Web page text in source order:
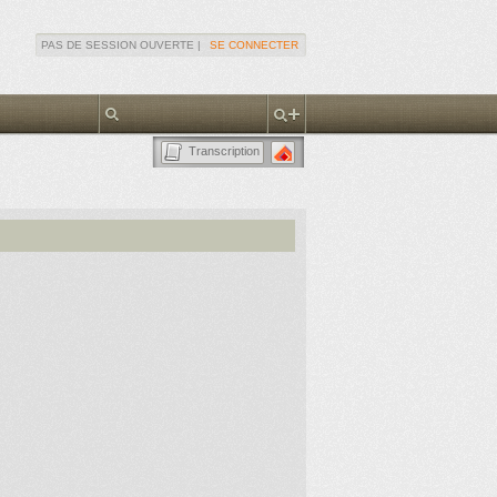
PAS DE SESSION OUVERTE | SE CONNECTER
Transcription